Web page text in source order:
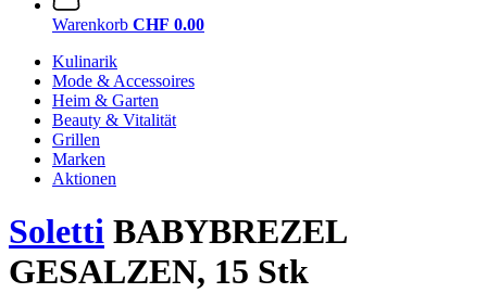
Warenkorb CHF 0.00
Kulinarik
Mode & Accessoires
Heim & Garten
Beauty & Vitalität
Grillen
Marken
Aktionen
Soletti BABYBREZEL
GESALZEN, 15 Stk